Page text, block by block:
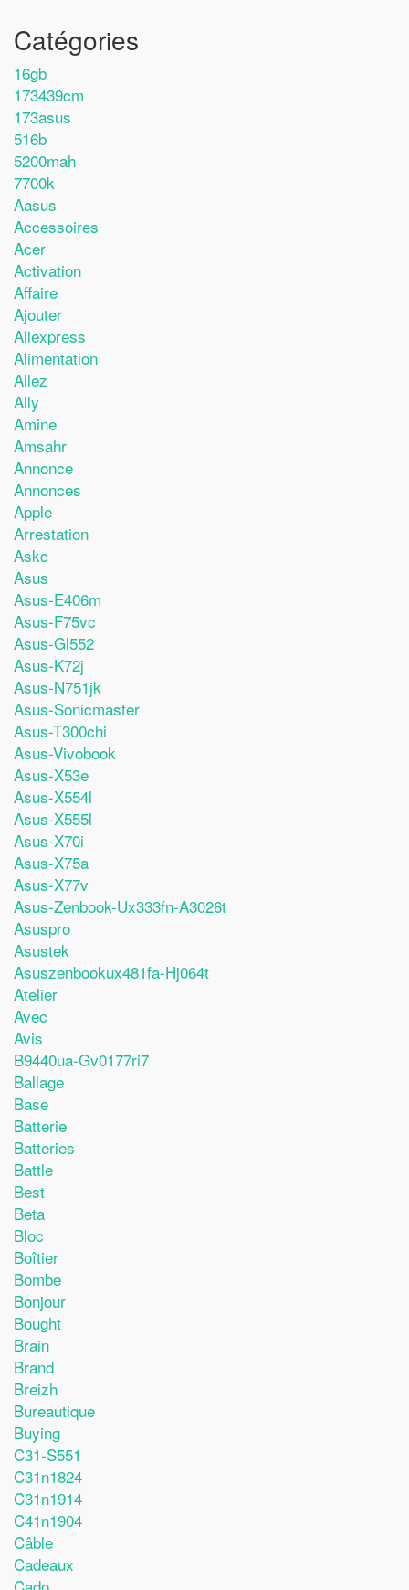
Catégories
16gb
173439cm
173asus
516b
5200mah
7700k
Aasus
Accessoires
Acer
Activation
Affaire
Ajouter
Aliexpress
Alimentation
Allez
Ally
Amine
Amsahr
Annonce
Annonces
Apple
Arrestation
Askc
Asus
Asus-E406m
Asus-F75vc
Asus-Gl552
Asus-K72j
Asus-N751jk
Asus-Sonicmaster
Asus-T300chi
Asus-Vivobook
Asus-X53e
Asus-X554l
Asus-X555l
Asus-X70i
Asus-X75a
Asus-X77v
Asus-Zenbook-Ux333fn-A3026t
Asuspro
Asustek
Asuszenbookux481fa-Hj064t
Atelier
Avec
Avis
B9440ua-Gv0177ri7
Ballage
Base
Batterie
Batteries
Battle
Best
Beta
Bloc
Boîtier
Bombe
Bonjour
Bought
Brain
Brand
Breizh
Bureautique
Buying
C31-S551
C31n1824
C31n1914
C41n1904
Câble
Cadeaux